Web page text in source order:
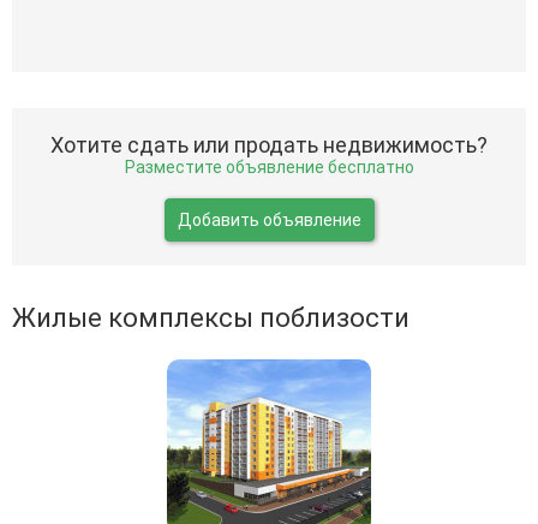
Хотите сдать или продать недвижимость?
Разместите объявление бесплатно
Добавить объявление
Жилые комплексы поблизости